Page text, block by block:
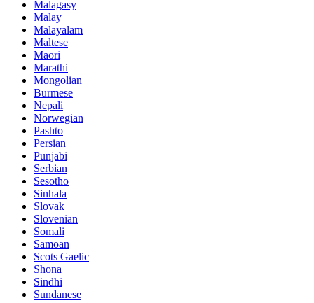
Malagasy
Malay
Malayalam
Maltese
Maori
Marathi
Mongolian
Burmese
Nepali
Norwegian
Pashto
Persian
Punjabi
Serbian
Sesotho
Sinhala
Slovak
Slovenian
Somali
Samoan
Scots Gaelic
Shona
Sindhi
Sundanese